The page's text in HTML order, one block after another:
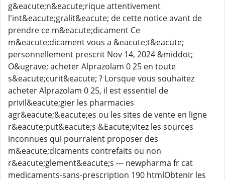
g&eacute;n&eacute;rique attentivement
l'int&eacute;gralit&eacute; de cette notice avant de
prendre ce m&eacute;dicament Ce
m&eacute;dicament vous a &eacute;t&eacute;
personnellement prescrit Nov 14, 2024 &middot;
O&ugrave; acheter Alprazolam 0 25 en toute
s&eacute;curit&eacute; ? Lorsque vous souhaitez
acheter Alprazolam 0 25, il est essentiel de
privil&eacute;gier les pharmacies
agr&eacute;&eacute;es ou les sites de vente en ligne
r&eacute;put&eacute;s &Eacute;vitez les sources
inconnues qui pourraient proposer des
m&eacute;dicaments contrefaits ou non
r&eacute;glement&eacute;s --- newpharma fr cat
medicaments-sans-prescription 190 htmlObtenir les